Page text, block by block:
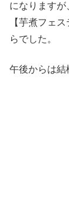
になります
【芋煮フェ
らでした。
午後からは結